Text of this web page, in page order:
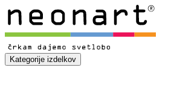
Kategorije izdelkov